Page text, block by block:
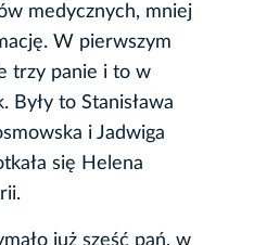
medycznych, mniej
W pierwszym
trzy panie i to w
Były to Stanisława
i Jadwiga
się Helena
już sześć pań, w